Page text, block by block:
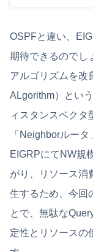
OSPFと違い、
期待できるのでし
アルゴリズムを改
ALgorithm）とい
ィスタンスベクタ
「Neighborルー
EIGRPにてNW規
がり、リソース消
生するため、今回
とで、無駄な
定性とリソースの